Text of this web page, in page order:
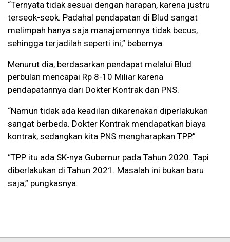
“Ternyata tidak sesuai dengan harapan, karena justru
terseok-seok. Padahal pendapatan di Blud sangat
melimpah hanya saja manajemennya tidak becus,
sehingga terjadilah seperti ini,” bebernya.
Menurut dia, berdasarkan pendapat melalui Blud
perbulan mencapai Rp 8-10 Miliar karena
pendapatannya dari Dokter Kontrak dan PNS.
“Namun tidak ada keadilan dikarenakan diperlakukan
sangat berbeda. Dokter Kontrak mendapatkan biaya
kontrak, sedangkan kita PNS mengharapkan TPP.”
“TPP itu ada SK-nya Gubernur pada Tahun 2020. Tapi
diberlakukan di Tahun 2021. Masalah ini bukan baru
saja,” pungkasnya.